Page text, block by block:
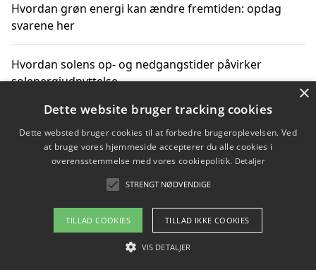
Hvordan grøn energi kan ændre fremtiden: opdag
svarene her
Hvordan solens op- og nedgangstider påvirker
solenergiudnyttelse
Hvordan du får svar på energispørgsmål om
vedvarende energikilder
Om / kontakt
Blog Betingelser
×
Dette website bruger tracking cookies
Dette websted bruger cookies til at forbedre brugeroplevelsen. Ved
at bruge vores hjemmeside accepterer du alle cookies i
overensstemmelse med vores cookiepolitik. Detaljer
STRENGT NØDVENDIGE
TILLAD COOKIES TILLAD IKKE COOKIES
VIS DETALJER